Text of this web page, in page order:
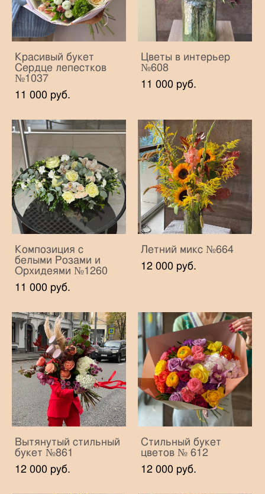
Красивый букет
Сердце лепестков
№1037
11 000 pуб.
Цветы в интерьер
№608
11 000 pуб.
Композиция с
белыми Розами и
Орхидеями №1260
11 000 pуб.
Летний микс №664
12 000 pуб.
Вытянутый стильный
букет №861
12 000 pуб.
Стильный букет
цветов № 612
12 000 pуб.